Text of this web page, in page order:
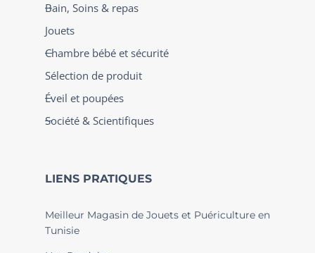
Bain, Soins & repas
Jouets
Chambre bébé et sécurité
Sélection de produit
Éveil et poupées
Société & Scientifiques
LIENS PRATIQUES
Meilleur Magasin de Jouets et Puériculture en
Tunisie